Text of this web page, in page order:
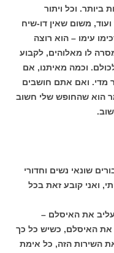
ביותר. וכל ויתור
משום שאין דו-שיח
עימו – הוא רוצה
לו מאלוהים, לקבוע
וכמה מאיתנו, אם
מדי. ואם אתם חושבים
הוא שהחופש שלי חשוב
שונאי נשים וחדורי
ואני קובע זאת בכל
את האיסלם –
את האיסלם, כשיש כל כך
השירות הזה, כל אימת